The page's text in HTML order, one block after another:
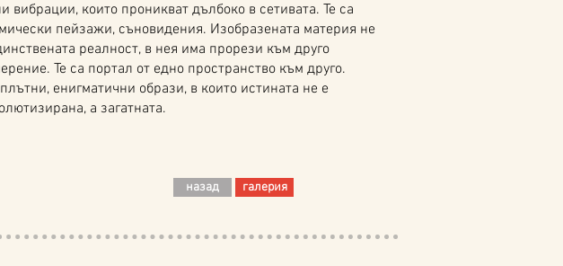
вибрации, които проникват дълбоко в сетивата. Те са
пейзажи, съновидения. Изобразената материя не
реалност, в нея има прорези към друго
Те са портал от едно пространство към друго.
енигматични образи, в които истината не е
а загатната.
назад галерия